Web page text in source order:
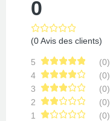
0
(0 Avis des clients)
5
(0)
4
(0)
3
(0)
2
(0)
1
(0)